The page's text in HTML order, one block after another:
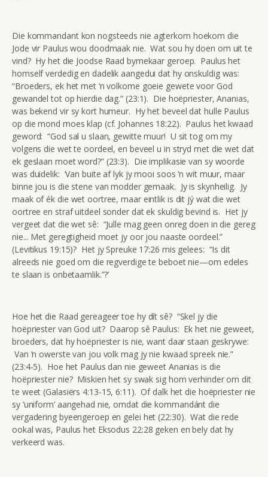
Die kommandant kon nogsteeds nie agterkom hoekom die
Jode vir Paulus wou doodmaak nie. Wat sou hy doen om uit te
vind? Hy het die Joodse Raad bymekaar geroep. Paulus het
homself verdedig en dadelik aangedui dat hy onskuldig was:
“Broeders, ek het met ‘n volkome goeie gewete voor God
gewandel tot op hierdie dag.” (23:1). Die hoëpriester, Ananias,
was bekend vir sy kort humeur. Hy het beveel dat hulle Paulus
op die mond moes klap (cf. Johannes 18:22). Paulus het kwaad
geword: “God sal u slaan, gewitte muur! U sit tog om my
volgens die wet te oordeel, en beveel u in stryd met die wet dat
ek geslaan moet word?” (23:3). Die implikasie van sy woorde
was duidelik: ‘Van buite af lyk jy mooi soos ‘n wit muur, maar
binne jou is die stene van modder gemaak. Jy is skynheilig. Jy
maak of ék die wet oortree, maar eintlik is dit jý wat die wet
oortree en straf uitdeel sonder dat ek skuldig bevind is. Het jy
vergeet dat die wet sê: “Julle mag geen onreg doen in die gereg
nie... Met geregtigheid moet jy oor jou naaste oordeel.”
(Levitikus 19:15)? Het jy Spreuke 17:26 mis gelees: “Is dit
alreeds nie goed om die regverdige te beboet nie—om edeles
te slaan is onbetaamlik.”?’
Hoe het die Raad gereageer toe hy dít sê? “Skel jy die
hoëpriester van God uit? Daarop sê Paulus: Ek het nie geweet,
broeders, dat hy hoëpriester is nie, want daar staan geskrywe:
Van ‘n owerste van jou volk mag jy nie kwaad spreek nie.”
(23:4-5). Hoe het Paulus dan nie geweet Ananias is die
hoëpriester nie? Miskien het sy swak sig hom verhinder om dit
te weet (Galasiërs 4:13-15, 6:11). Of dalk het die hoëpriester nie
sy ‘uniform’ aangehad nie, omdat die kommandánt die
vergadering byeengeroep en gelei het (22:30). Wat die rede
ookal was, Paulus het Eksodus 22:28 geken en bely dat hy
verkeerd was.